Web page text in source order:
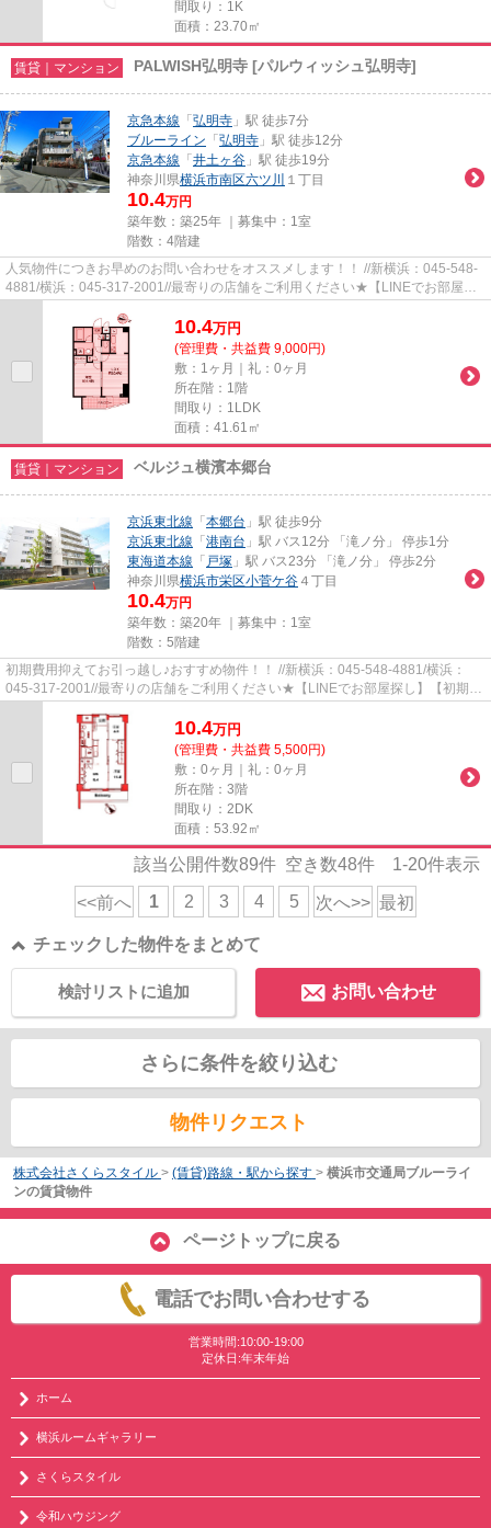
間取り：1K
面積：23.70㎡
賃貸｜マンション PALWISH弘明寺 [パルウィッシュ弘明寺]
京急本線 「 弘明寺 」駅 徒歩7分
ブルーライン 「 弘明寺 」駅 徒歩12分
京急本線 「 井土ヶ谷 」駅 徒歩19分
神奈川県横浜市南区六ツ川 １丁目
10.4万円
築年数：築25年 ｜募集中： 1室
階数：4階建
人気物件につきお早めのお問い合わせをオススメします！！ //新横浜：045-548-
4881/横浜：045-317-2001//最寄りの店舗をご利用ください★【LINEでお部屋探
10.4万円
(管理費・共益費 9,000円)
敷：1ヶ月｜礼：0ヶ月
所在階：1階
間取り：1LDK
面積：41.61㎡
賃貸｜マンション ベルジュ横濱本郷台
京浜東北線 「 本郷台 」駅 徒歩9分
京浜東北線 「 港南台 」駅 バス12分 「滝ノ分」 停歩1分
東海道本線 「 戸塚 」駅 バス23分 「滝ノ分」 停歩2分
神奈川県横浜市栄区小菅ケ谷 ４丁目
10.4万円
築年数：築20年 ｜募集中： 1室
階数：5階建
初期費用抑えてお引っ越し♪おすすめ物件！！ //新横浜：045-548-4881/横浜：
045-317-2001//最寄りの店舗をご利用ください★【LINEでお部屋探し】【初期費
10.4万円
(管理費・共益費 5,500円)
敷：0ヶ月｜礼：0ヶ月
所在階：3階
間取り：2DK
面積：53.92㎡
該当公開件数89件 空き数48件 1-20件表示
<<前へ 1 2 3 4 5 次へ>> 最初
チェックした物件をまとめて
お問い合わせ
検討リストに追加
さらに条件を絞り込む
物件リクエスト
株式会社さくらスタイル > (賃貸)路線・駅から探す > 横浜市交通局ブルーライ
ンの賃貸物件
ページトップに戻る
電話でお問い合わせする
営業時間:10:00-19:00
定休日:年末年始
ホーム
横浜ルームギャラリー
さくらスタイル
令和ハウジング